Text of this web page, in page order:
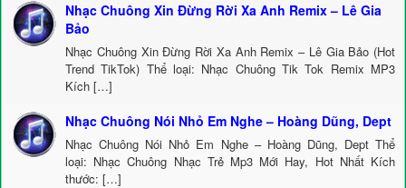
Nhạc Chuông Xin Đừng Rời Xa Anh Remix – Lê Gia
Bảo
Nhạc Chuông Xin Đừng Rời Xa Anh Remix – Lê Gia Bảo (Hot
Trend TikTok) Thể loại: Nhạc Chuông Tik Tok Remix MP3
Kích […]
Nhạc Chuông Nói Nhỏ Em Nghe – Hoàng Dũng, Dept
Nhạc Chuông Nói Nhỏ Em Nghe – Hoàng Dũng, Dept Thể
loại: Nhạc Chuông Nhạc Trẻ Mp3 Mới Hay, Hot Nhất Kích
thước: […]